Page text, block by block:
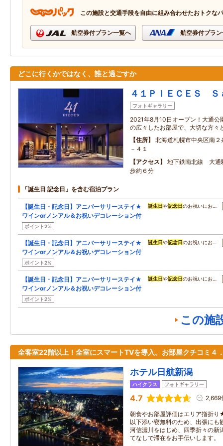
この施設と交通手段を自由に組み合わせたおトクな
航空券付プラン一覧へ 航空券付プラ
どこに行くかではなく、誰と過ごすか
４１ＰＩＥＣＥＳ Ｓ
フォトギャラリー
2021年8月10日オープン！大通
の広々したお部屋で、大切な方々
住所
北海道札幌市中央区南
－４１
アクセス
地下鉄南北線 大通
歩約６分
「誕生日 記念日」を含む宿泊プラン
【誕生日・記念日】アニバーサリーステイ★
ワインorノンアル＆お祝いデコレーション付
ポイント2%
誕生日や記念日のお祝いにお…
【誕生日・記念日】アニバーサリーステイ★
ワインorノンアル＆お祝いデコレーション付
ポイント2%
誕生日や記念日のお祝いにお…
【誕生日・記念日】アニバーサリーステイ★
ワインorノンアル＆お祝いデコレーション付
ポイント2%
誕生日や記念日のお祝いにお…
この施
全客室22階以上！全室にスマートTVを導入。お部屋クチコミ４
ホテル日航新潟
ハイクラス フォトギャラリー
4.7 2,669
朝食やお部屋評価はエリア指折
以下添い寝無料のため、出張に
河信濃川をはじめ、四季折々の新
てなしで滞在をお手伝いします。